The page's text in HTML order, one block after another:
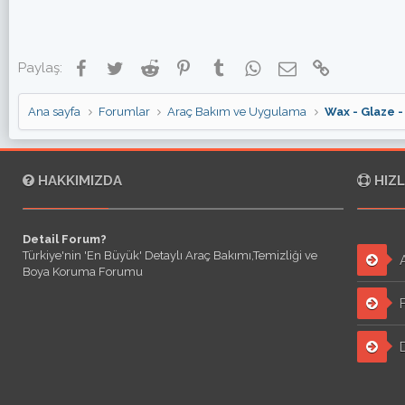
e
r
Paylaş: Facebook
TwitterReddit PinterestTumblrWhatsApp
E-posta
Ana sayfa Forumlar Araç Bakım ve Uygulama Wax - Glaze
HAKKIMIZDA
Detail Forum?
Türkiye'nin 'En Büyük' Detaylı Araç Bakımı,Temizliği ve
Boya Koruma Forumu